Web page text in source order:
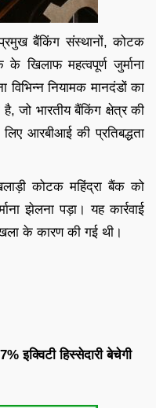
बैंकिंग संस्थानों, कोटक
खिलाफ महत्वपूर्ण जुर्माना
नियामक मानदंडों का
जो भारतीय बैंकिंग क्षेत्र की
आरबीआई की प्रतिबद्धता
कोटक महिंद्रा बैंक को
झेलना पड़ा। यह कार्रवाई
के कारण की गई थी।
इक्विटी हिस्सेदारी बेचेगी